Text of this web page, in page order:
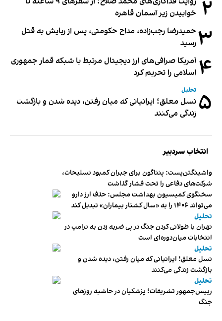
۲ خوابیدن زیر آسمان قاهره
۳ حمیدرضا رجب‌زاده، مداح حکومتی، پس از ربایش به قتل
رسید
۴ آمریکا صرافی‌های ارز دیجیتال مرتبط با شبکه قمار جمهوری
اسلامی را تحریم کرد
۵ تحلیل
نسل معلق؛ ایرانیانی که میان رفتن، دیده شدن و بازگشت
زندگی می‌کنند
انتخاب سردبیر
واشینگتن‌پست: پنتاگون برای جبران کمبود تسلیحات،
شرکت‌های دفاعی را تحت فشار گذاشت
سخنگوی کمیسیون بهداشت مجلس: حذف ارز دارو
می‌تواند ۱۴۰۶ را به «سال کشتار بیماران» تبدیل کند
تحلیل
تهران با طولانی کردن جنگ در پی ضربه زدن به ترامپ در
انتخابات میان‌دوره‌ای است
تحلیل
نسل معلق؛ ایرانیانی که میان رفتن، دیده شدن و
بازگشت زندگی می‌کنند
تحلیل
رییس‌جمهور تشریفات؛ پزشکیان در حاشیه روزهای
جنگ